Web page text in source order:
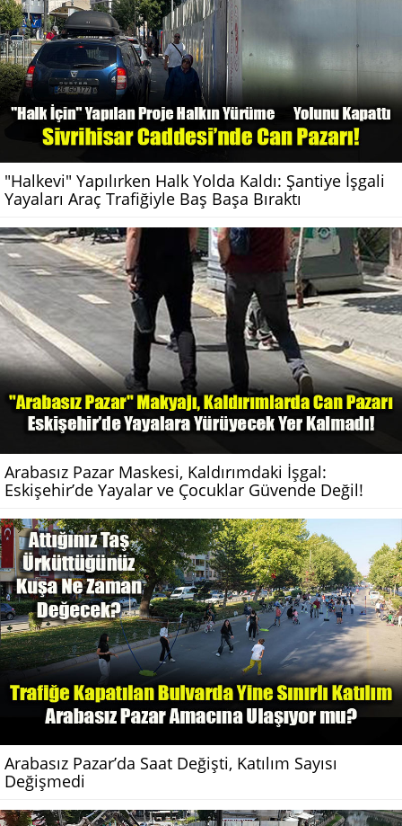
"Halkevi" Yapılırken Halk Yolda Kaldı: Şantiye İşgali
Yayaları Araç Trafiğiyle Baş Başa Bıraktı
Arabasız Pazar Maskesi, Kaldırımdaki İşgal:
Eskişehir’de Yayalar ve Çocuklar Güvende Değil!
Arabasız Pazar’da Saat Değişti, Katılım Sayısı
Değişmedi